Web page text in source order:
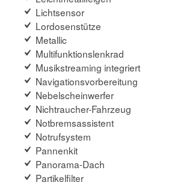
Lichtsensor
Lordosenstütze
Metallic
Multifunktionslenkrad
Musikstreaming integriert
Navigationsvorbereitung
Nebelscheinwerfer
Nichtraucher-Fahrzeug
Notbremsassistent
Notrufsystem
Pannenkit
Panorama-Dach
Partikelfilter